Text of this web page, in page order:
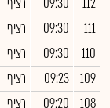
111
09:30 רציף
110
09:30 רציף
109
09:23 רציף
108
09:20 רציף